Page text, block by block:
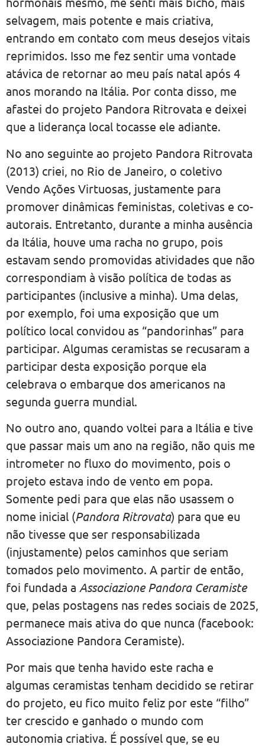
selvagem, mais potente e mais criativa,
entrando em contato com meus desejos vitais
reprimidos. Isso me fez sentir uma vontade
atávica de retornar ao meu país natal após 4
anos morando na Itália. Por conta disso, me
afastei do projeto Pandora Ritrovata e deixei
que a liderança local tocasse ele adiante.
No ano seguinte ao projeto Pandora Ritrovata
(2013) criei, no Rio de Janeiro, o coletivo
Vendo Ações Virtuosas, justamente para
promover dinâmicas feministas, coletivas e co-
autorais. Entretanto, durante a minha ausência
da Itália, houve uma racha no grupo, pois
estavam sendo promovidas atividades que não
correspondiam à visão política de todas as
participantes (inclusive a minha). Uma delas,
por exemplo, foi uma exposição que um
político local convidou as “pandorinhas” para
participar. Algumas ceramistas se recusaram a
participar desta exposição porque ela
celebrava o embarque dos americanos na
segunda guerra mundial.
No outro ano, quando voltei para a Itália e tive
que passar mais um ano na região, não quis me
intrometer no fluxo do movimento, pois o
projeto estava indo de vento em popa.
Somente pedi para que elas não usassem o
nome inicial (Pandora Ritrovata) para que eu
não tivesse que ser responsabilizada
(injustamente) pelos caminhos que seriam
tomados pelo movimento. A partir de então,
foi fundada a Associazione Pandora Ceramiste
que, pelas postagens nas redes sociais de 2025,
permanece mais ativa do que nunca (facebook:
Associazione Pandora Ceramiste).
Por mais que tenha havido este racha e
algumas ceramistas tenham decidido se retirar
do projeto, eu fico muito feliz por este “filho”
ter crescido e ganhado o mundo com
autonomia criativa. É possível que, se eu